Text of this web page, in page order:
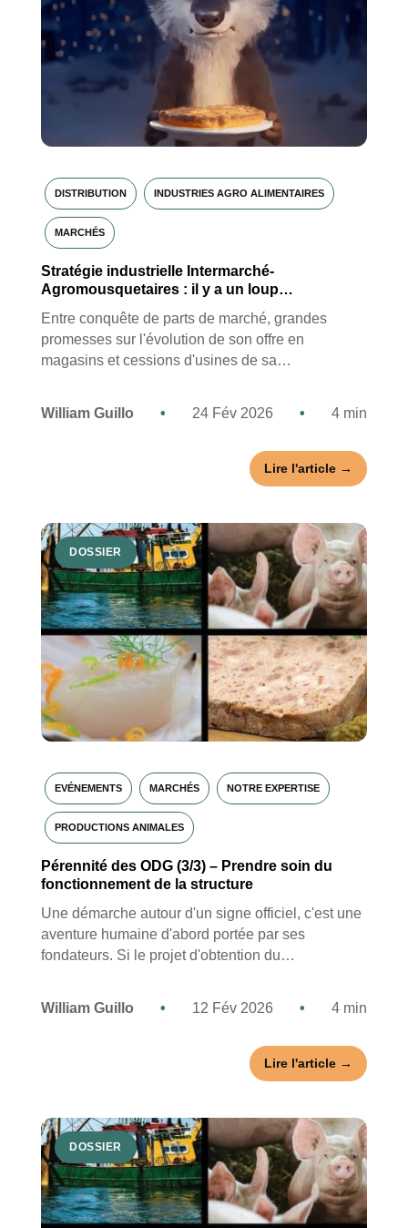
DISTRIBUTION INDUSTRIES AGRO ALIMENTAIRES
MARCHÉS
Stratégie industrielle Intermarché-
Agromousquetaires : il y a un loup…
Entre conquête de parts de marché, grandes
promesses sur l'évolution de son offre en
magasins et cessions d'usines de sa…
William Guillo • 24 Fév 2026 • 4 min
Lire l'article →
DOSSIER
EVÉNEMENTS MARCHÉS NOTRE EXPERTISE
PRODUCTIONS ANIMALES
Pérennité des ODG (3/3) – Prendre soin du
fonctionnement de la structure
Une démarche autour d'un signe officiel, c'est une
aventure humaine d'abord portée par ses
fondateurs. Si le projet d'obtention du…
William Guillo • 12 Fév 2026 • 4 min
Lire l'article →
DOSSIER